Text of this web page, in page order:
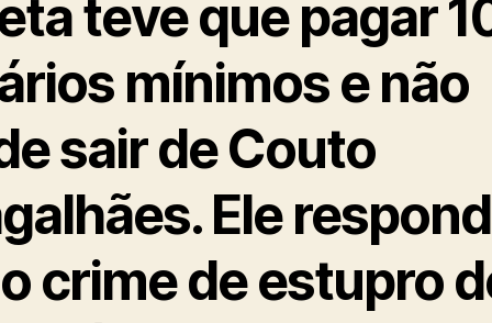
teve que pagar
mínimos e não
sair de Couto
Ele
crime de estupro